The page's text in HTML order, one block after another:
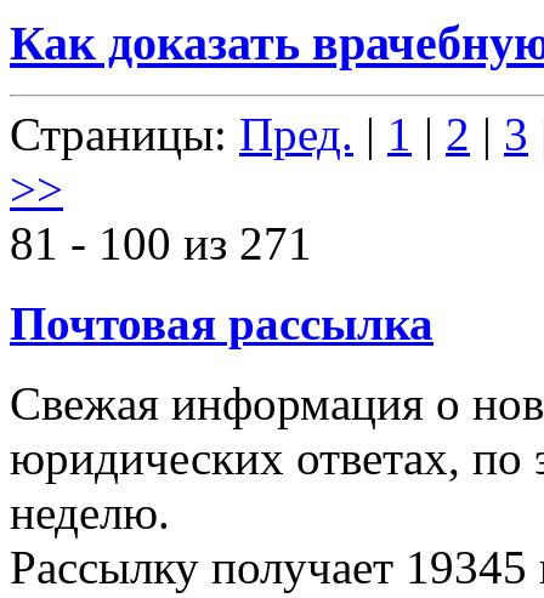
Как доказать
Страницы: Пред. | 1 | 2 | 3
>>
81 - 100 из 271
Почтовая рассылка
Свежая информация о
юридических ответах, по
неделю.
Рассылку получает 19345